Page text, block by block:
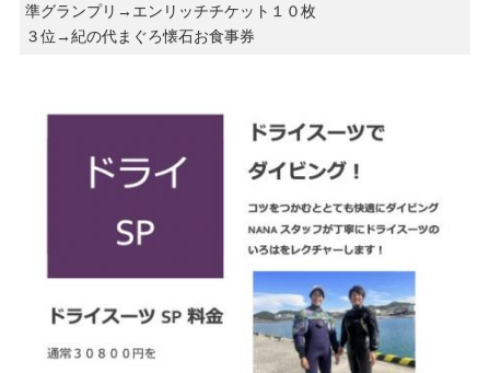
準グランプリ→エンリッチチケット１０枚
３位→紀の代まぐろ懐石お食事券